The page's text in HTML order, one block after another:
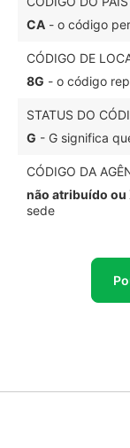
CA - o código
CÓDIGO DE
8G - o código
STATUS DO
G - G significa
CÓDIGO DA
não atribuído ou
sede